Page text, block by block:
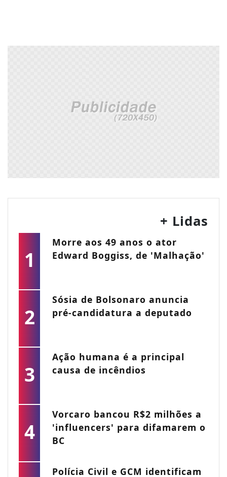
+ Lidas
1
Morre aos 49 anos o ator
Edward Boggiss, de 'Malhação'
2
Sósia de Bolsonaro anuncia
pré-candidatura a deputado
3
Ação humana é a principal
causa de incêndios
4
Vorcaro bancou R$2 milhões a
'influencers' para difamarem o
BC
Polícia Civil e GCM identificam